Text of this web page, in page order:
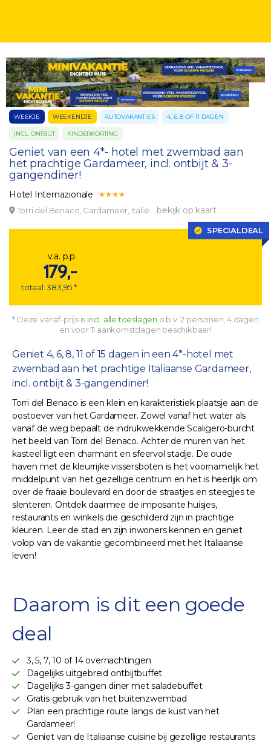
WEEKJE WEEKENDJE AUTOVAKANTIES 4, 6, 8 OF 11 DAGEN
INCL. ONTBIJT KINDERKORTING
Geniet van een 4*- hotel met zwembad aan
het prachtige Gardameer, incl. ontbijt & 3-
gangendiner!
Hotel Internazionale
Torri del Benaco, Gardameer, Italië bekijk op kaart
SPECIALDEAL
v.a. p.p.
179,-
totaal: 383,95 *
* Deze vanaf-prijs is incl. alle toeslagen o.b.v. 2 personen, 4 dagen
en voor 11 aankomstdagen beschikbaar!
Geniet 4, 6, 8, 11 of 15 dagen in een 4*-hotel met
zwembad aan het prachtige Italiaanse Gardameer,
incl. ontbijt & 3-gangendiner!
Torri del Benaco is een klein en karakteristiek plaatsje aan de
oostoever van het Gardameer. Zowel vanaf het water als
vanaf de weg bepaalt de indrukwekkende Scaligero-burcht
het beeld van Torri del Benaco. Achter de muren van het
kasteel ligt een charmant en sfeervol stadje. De oude
haven met de kleurrijke vissersboten is het voornamelijk het
middelpunt van het gezellige centrum en het is heerlijk om
over de fraaie boulevard en door de straatjes en steegjes te
slenteren. Ontdek daarmee de imposante huisjes,
restaurants en winkels die geschilderd zijn in prachtige
kleuren. Leer de stad en zijn inwoners kennen en geniet
volop van de vakantie gecombineerd met het Italiaanse
leven!
Daarom is dit een goede
deal
3, 5, 7, 10 of 14 overnachtingen
Dagelijks uitgebreid ontbijtbuffet
Dagelijks 3-gangen diner met saladebuffet
Gratis gebruik van het buitenzwembad
Plan een prachtige route langs de kust van het
Gardameer!
Geniet van de Italiaanse cuisine bij gezellige restaurants